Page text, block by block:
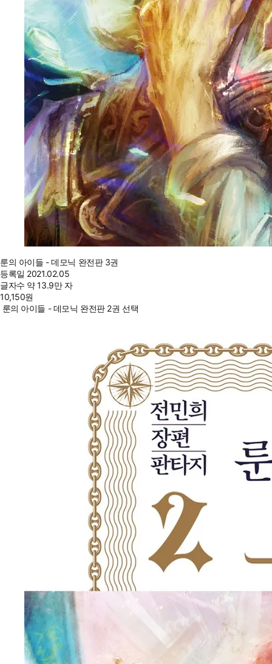
룬의 아이들 - 데모닉 완전판 3권
등록일 2021.02.05
글자수 약 13.9만 자
10,150원
룬의 아이들 - 데모닉 완전판 2권 선택